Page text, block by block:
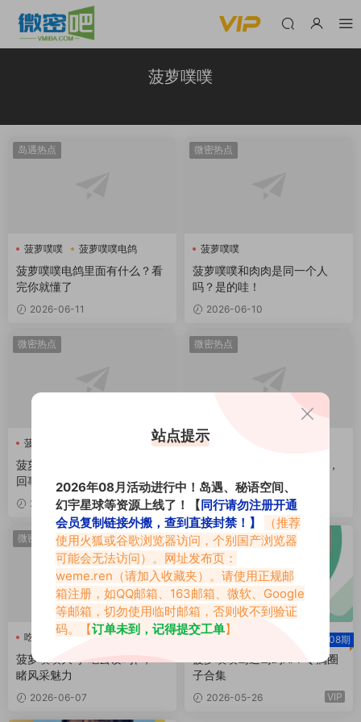
菠萝噗噗
岛遇热点
菠萝噗噗 菠萝噗噗电鸽
菠萝噗噗电鸽里面有什么？看
完你就懂了
2026-06-11
微密热点
菠萝噗噗
菠萝噗噗和肉肉是同一个人
吗？是的哇！
2026-06-10
微密热点
菠萝噗噗
菠萝噗噗吐口水真实视频怎么
回事？
2026-06-09
微密热点
菠萝噗噗
菠萝噗噗早期视频穿搭美照，
岛遇系列作品一览
2026-06-08
微密热点
吃云饺吗 菠萝噗噗
菠萝噗噗大号“吃云饺吗\"，一
睹风采魅力
2026-06-07
岛遇
吃云饺吗 08期
菠萝噗噗岛遇岛屿APP专属圈
子合集
2026-05-26 VIP
VIP
站点提示
2026年08月活动进行中！岛遇、秘语空间、
幻宇星球等资源上线了！【同行请勿注册开通
会员复制链接外搬，查到直接封禁！】
（推荐
使用火狐或谷歌浏览器访问，个别国产浏览器
可能会无法访问）。网址发布页：
weme.ren （请加入收藏夹）。请使用正规邮
箱注册，如QQ邮箱、163邮箱、微软、Google
等邮箱，切勿使用临时邮箱，否则收不到验证
码。【订单未到，记得提交工单】